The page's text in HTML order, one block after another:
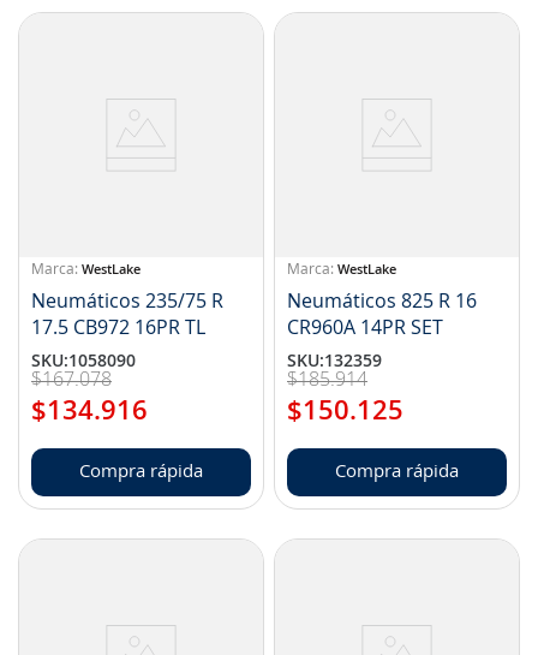
WestLake
Neumáticos 235/75 R
17.5 CB972 16PR TL
SKU:1058090
$167.078
$134.916
Compra rápida
WestLake
Neumáticos 825 R 16
CR960A 14PR SET
SKU:132359
$185.914
$150.125
Compra rápida